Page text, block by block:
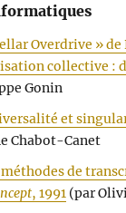
Overdrive » de
collective :
Gonin
et
Chabot-Canet
de
, 1991 (par